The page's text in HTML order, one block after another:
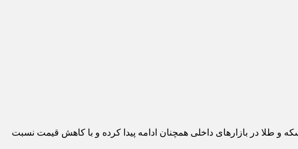
اونس جهانی طلا، روند کاهشی قیمت‌ سکه و طلا در بازارهای داخلی همچنان ادامه پیدا کرده و با کاهش قیمت نسبت